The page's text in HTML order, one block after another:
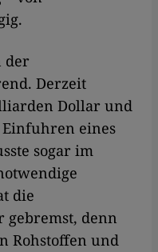
der
Derzeit
Dollar und
eines
sogar im
die
denn
Rohstoffen und